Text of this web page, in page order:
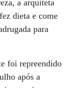
a arquiteta
dieta e come
para
foi repreendido
após a